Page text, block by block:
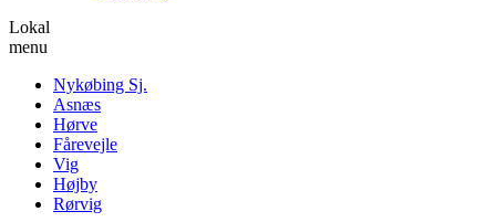
Lokal
menu
Nykøbing Sj.
Asnæs
Hørve
Fårevejle
Vig
Højby
Rørvig